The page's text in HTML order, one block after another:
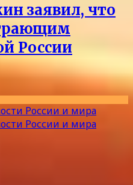
заявил, что
России